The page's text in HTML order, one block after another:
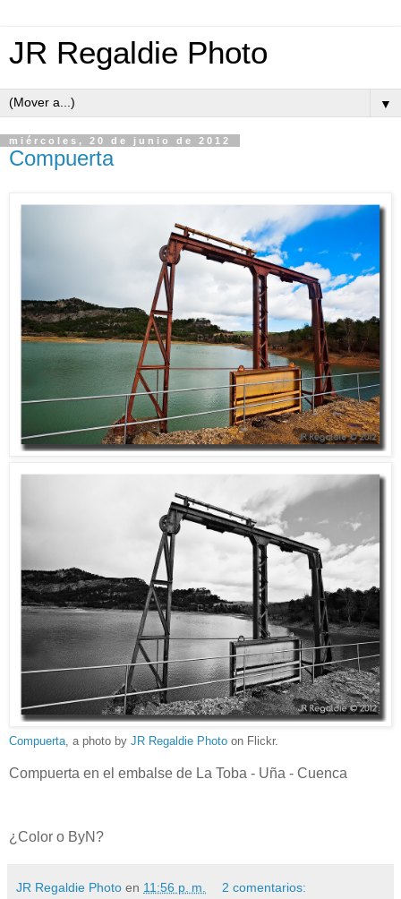
JR Regaldie Photo
▼
miércoles, 20 de junio de 2012
Compuerta
Compuerta, a photo by JR Regaldie Photo on Flickr.
Compuerta en el embalse de La Toba - Uña - Cuenca
¿Color o ByN?
JR Regaldie Photo en 11:56 p. m. 2 comentarios: